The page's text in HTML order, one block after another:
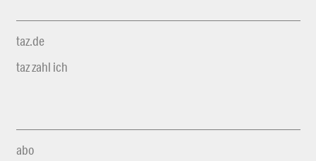
taz.de
taz zahl ich
abo